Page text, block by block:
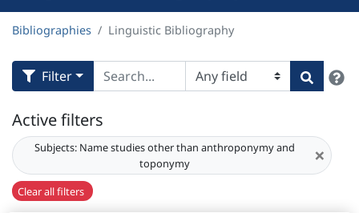
Bibliographies Linguistic Bibliography
Filter Search
Active filters
Subjects: Name studies other than anthroponymy and
toponymy
×
Clear all filters